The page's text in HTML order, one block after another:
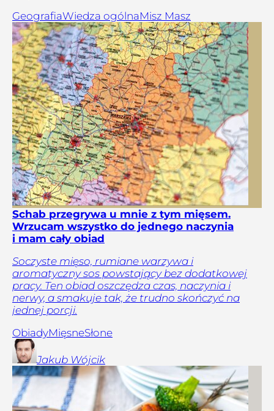
GeografiaWiedza ogólnaMisz Masz
Schab przegrywa u mnie z tym mięsem.
Wrzucam wszystko do jednego naczynia
i mam cały obiad
Soczyste mięso, rumiane warzywa i
aromatyczny sos powstający bez dodatkowej
pracy. Ten obiad oszczędza czas, naczynia i
nerwy, a smakuje tak, że trudno skończyć na
jednej porcji.
ObiadyMięsneSłone
Jakub Wójcik